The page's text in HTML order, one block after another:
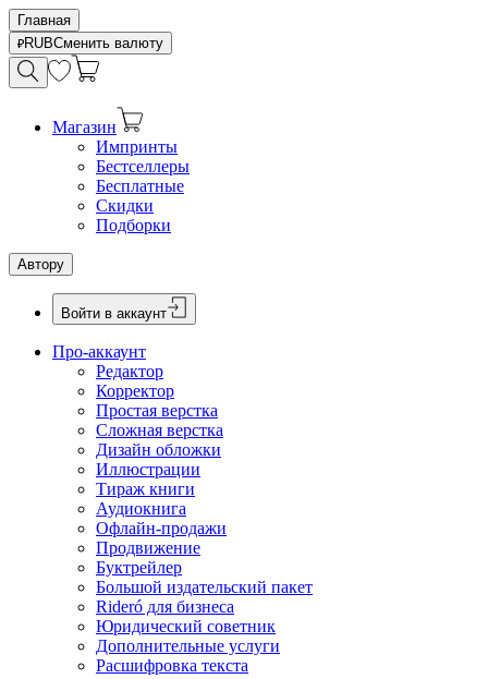
Главная
RUBСменить валюту
Магазин
Импринты
Бестселлеры
Бесплатные
Скидки
Подборки
Автору
Войти в аккаунт
Про-аккаунт
Редактор
Корректор
Простая верстка
Сложная верстка
Дизайн обложки
Иллюстрации
Тираж книги
Аудиокнига
Офлайн-продажи
Продвижение
Буктрейлер
Большой издательский пакет
Rideró для бизнеса
Юридический советник
Дополнительные услуги
Расшифровка текста